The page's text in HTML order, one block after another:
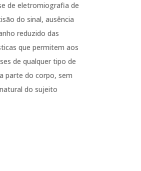
de eletromiografia de
do sinal, ausência
reduzido das
que permitem aos
de qualquer tipo de
parte do corpo, sem
do sujeito